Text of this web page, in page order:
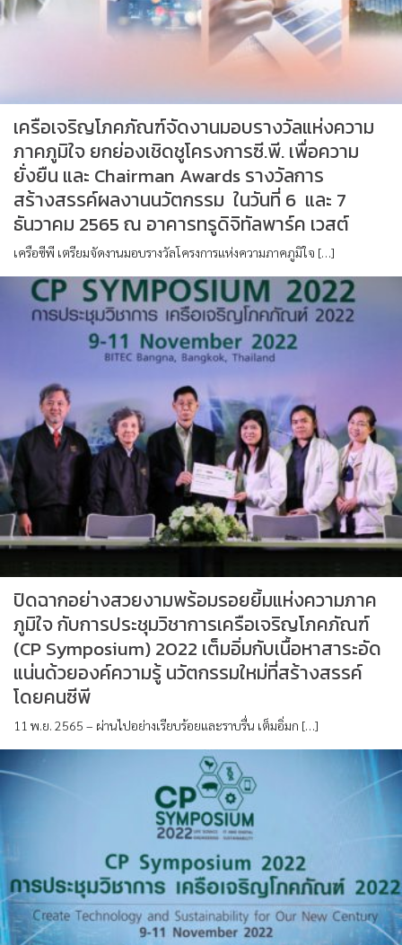
เครือเจริญโภคภัณฑ์จัดงานมอบรางวัลแห่งความ
ภาคภูมิใจ ยกย่องเชิดชูโครงการซี.พี. เพื่อความ
ยั่งยืน และ Chairman Awards รางวัลการ
สร้างสรรค์ผลงานนวัตกรรม ในวันที่ 6 และ 7
ธันวาคม 2565 ณ อาคารทรูดิจิทัลพาร์ค เวสต์
เครือซีพี เตรียมจัดงานมอบรางวัลโครงการแห่งความภาคภูมิใจ […]
ปิดฉากอย่างสวยงามพร้อมรอยยิ้มแห่งความภาค
ภูมิใจ กับการประชุมวิชาการเครือเจริญโภคภัณฑ์
(CP Symposium) 2022 เต็มอิ่มกับเนื้อหาสาระอัด
แน่นด้วยองค์ความรู้ นวัตกรรมใหม่ที่สร้างสรรค์
โดยคนซีพี
11 พ.ย. 2565 – ผ่านไปอย่างเรียบร้อยและราบรื่น เต็มอิ่มก […]